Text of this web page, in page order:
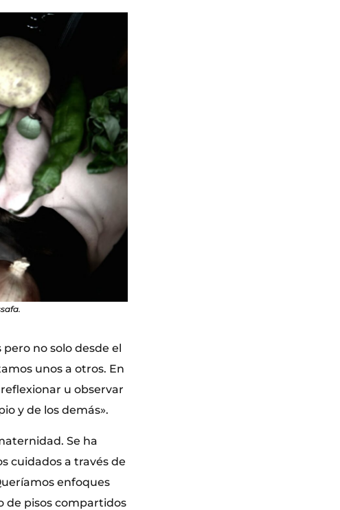
no solo desde el
unos a otros. En
u observar
y de los demás».
Se ha
cuidados a través de
enfoques
de pisos compartidos